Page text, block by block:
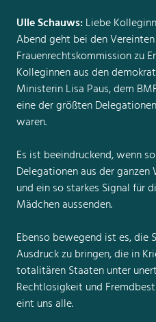
Ulle Schauws:Liebe
Abend geht bei den
Frauenrechtskommission zu
Kolleginnen aus den
Ministerin Lisa Paus, dem
eine der größten
waren.
Es ist beeindruckend, wenn
Delegationen aus der
und ein so starkes Signal für
Mädchen aussenden.
Ebenso bewegend ist es, die
Ausdruck zu bringen, die in
totalitären Staaten unter
Rechtlosigkeit und
eint uns alle.